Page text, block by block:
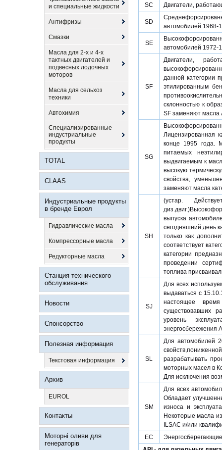
и специальные жидкости
Антифризы
Смазки
Масла для 2-х и 4-х
тактных двигателей и
подвесных лодочных
моторов
Масла для сельхоз
техники
Автохимия
Специализированные
индустриальные
продукты
TOTAL
CLAAS
Индустриальные продукты
в бренде Еврол
Гидравлические масла
Компрессорные масла
Редукторные масла
Станция технического
обслуживания
Новости
Спонсорство
Полезная информация
Текстовая информация
Архив
EUROL
Контакты
Моторні оливи для
генераторів
SC
Двигатели,
SD
автомобилей 1968-
SE
автомобилей 1972-
SF
Двигатели,
данной категории
этилированным
склонностью к
SF заменяют масла
SG
Лицензированная
конце 1995 года.
питаемых
выдвигаемым к
высокую
свойства,
заменяют масла
SH
(устар.
выпуска
сегодняшний день
только как
соответствует
категории
проведении
топлива
SJ
Для всех
выдаваться с
настоящее
существовавших
уровень
энергосбережения
SL
Для автомобилей
разрабатывать
моторных масел в
Для исключения
SM
Для всех
Обладает
износа и
Некоторые масла
ILSAC и/или
EC